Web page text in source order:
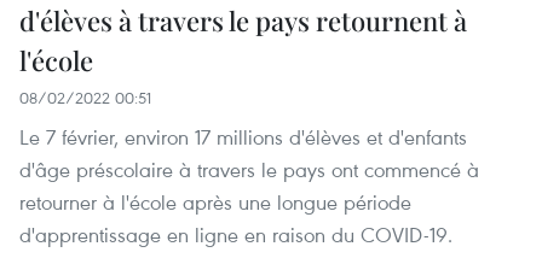
d'élèves à travers le pays retournent à
l'école
08/02/2022 00:51
Le 7 février, environ 17 millions d'élèves et d'enfants
d'âge préscolaire à travers le pays ont commencé à
retourner à l'école après une longue période
d'apprentissage en ligne en raison du COVID-19.